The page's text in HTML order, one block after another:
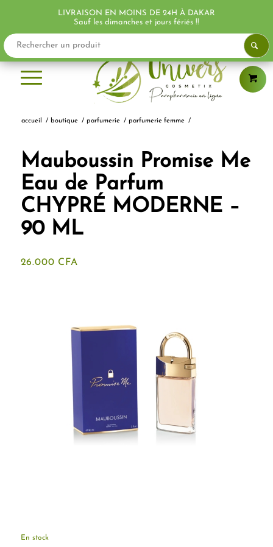
accueil / boutique / parfumerie / parfumerie femme /
Mauboussin Promise Me
Eau de Parfum
CHYPRÉ MODERNE –
90 ML
26.000 CFA
En stock
LIVRAISON EN MOINS DE 24H À DAKAR
Sauf les dimanches et jours fériés !!